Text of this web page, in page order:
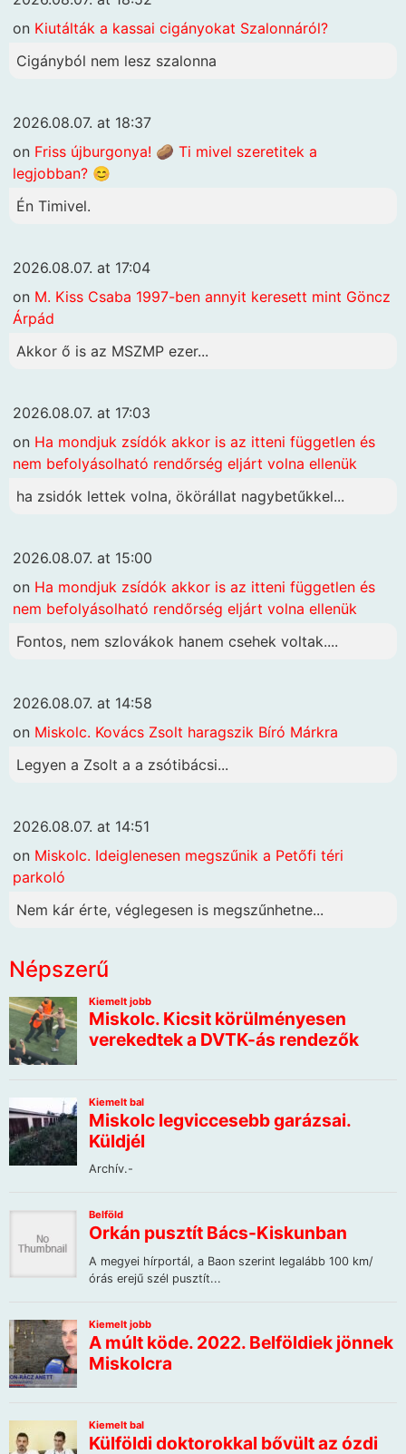
on Kiutálták a kassai cigányokat Szalonnáról?
Cigányból nem lesz szalonna
2026.08.07. at 18:37
on Friss újburgonya! 🥔 Ti mivel szeretitek a
legjobban? 😊
Én Timivel.
2026.08.07. at 17:04
on M. Kiss Csaba 1997-ben annyit keresett mint Göncz
Árpád
Akkor ő is az MSZMP ezer...
2026.08.07. at 17:03
on Ha mondjuk zsídók akkor is az itteni független és
nem befolyásolható rendőrség eljárt volna ellenük
ha zsidók lettek volna, ökörállat nagybetűkkel...
2026.08.07. at 15:00
on Ha mondjuk zsídók akkor is az itteni független és
nem befolyásolható rendőrség eljárt volna ellenük
Fontos, nem szlovákok hanem csehek voltak....
2026.08.07. at 14:58
on Miskolc. Kovács Zsolt haragszik Bíró Márkra
Legyen a Zsolt a a zsótibácsi...
2026.08.07. at 14:51
on Miskolc. Ideiglenesen megszűnik a Petőfi téri
parkoló
Nem kár érte, véglegesen is megszűnhetne...
Népszerű